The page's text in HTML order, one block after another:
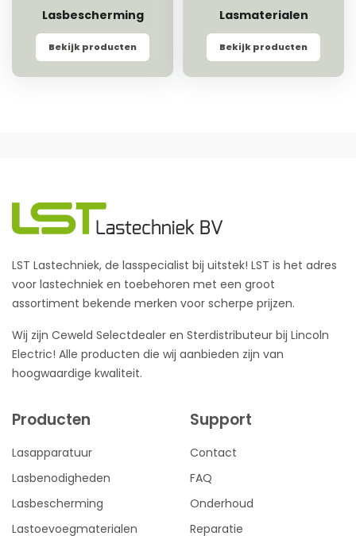
Lasbescherming
Bekijk producten
Lasmaterialen
Bekijk producten
LST Lastechniek, de lasspecialist bij uitstek! LST is het adres
voor lastechniek en toebehoren met een groot
assortiment bekende merken voor scherpe prijzen.
Wij zijn Ceweld Selectdealer en Sterdistributeur bij Lincoln
Electric! Alle producten die wij aanbieden zijn van
hoogwaardige kwaliteit.
Producten
Lasapparatuur
Lasbenodigheden
Lasbescherming
Lastoevoegmaterialen
Support
Contact
FAQ
Onderhoud
Reparatie